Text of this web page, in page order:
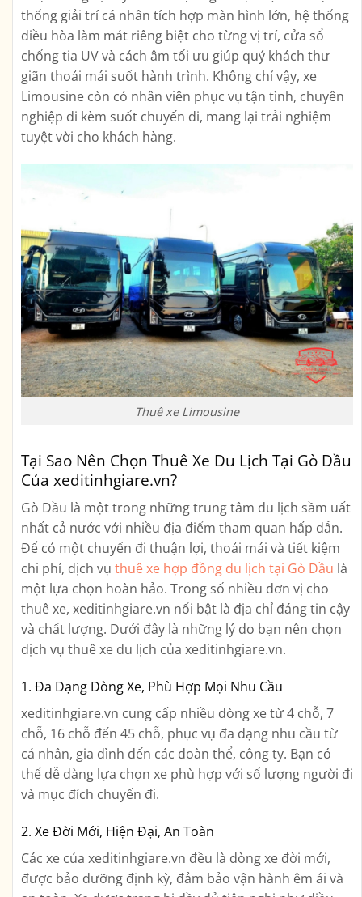
thống giải trí cá nhân tích hợp màn hình lớn, hệ thống
điều hòa làm mát riêng biệt cho từng vị trí, cửa sổ
chống tia UV và cách âm tối ưu giúp quý khách thư
giãn thoải mái suốt hành trình. Không chỉ vậy, xe
Limousine còn có nhân viên phục vụ tận tình, chuyên
nghiệp đi kèm suốt chuyến đi, mang lại trải nghiệm
tuyệt vời cho khách hàng.
Thuê xe Limousine
Tại Sao Nên Chọn Thuê Xe Du Lịch Tại Gò Dầu
Của xeditinhgiare.vn?
Gò Dầu là một trong những trung tâm du lịch sầm uất
nhất cả nước với nhiều địa điểm tham quan hấp dẫn.
Để có một chuyến đi thuận lợi, thoải mái và tiết kiệm
chi phí, dịch vụ thuê xe hợp đồng du lịch tại Gò Dầu là
một lựa chọn hoàn hảo. Trong số nhiều đơn vị cho
thuê xe, xeditinhgiare.vn nổi bật là địa chỉ đáng tin cậy
và chất lượng. Dưới đây là những lý do bạn nên chọn
dịch vụ thuê xe du lịch của xeditinhgiare.vn.
1. Đa Dạng Dòng Xe, Phù Hợp Mọi Nhu Cầu
xeditinhgiare.vn cung cấp nhiều dòng xe từ 4 chỗ, 7
chỗ, 16 chỗ đến 45 chỗ, phục vụ đa dạng nhu cầu từ
cá nhân, gia đình đến các đoàn thể, công ty. Bạn có
thể dễ dàng lựa chọn xe phù hợp với số lượng người đi
và mục đích chuyến đi.
2. Xe Đời Mới, Hiện Đại, An Toàn
Các xe của xeditinhgiare.vn đều là dòng xe đời mới,
được bảo dưỡng định kỳ, đảm bảo vận hành êm ái và